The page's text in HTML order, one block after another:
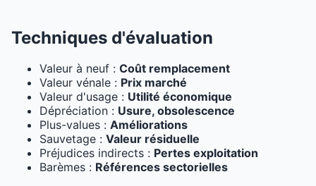
Techniques d'évaluation
Valeur à neuf : Coût remplacement
Valeur vénale : Prix marché
Valeur d'usage : Utilité économique
Dépréciation : Usure, obsolescence
Plus-values : Améliorations
Sauvetage : Valeur résiduelle
Préjudices indirects : Pertes exploitation
Barèmes : Références sectorielles